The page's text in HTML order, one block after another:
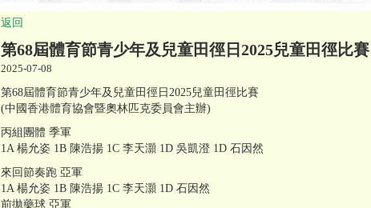
返回
第68屆體育節青少年及兒童田徑日2025兒童田徑比賽
2025-07-08
第68屆體育節青少年及兒童田徑日2025兒童田徑比賽
(中國香港體育協會暨奧林匹克委員會主辦)
丙組團體 季軍
1A 楊允姿 1B 陳浩揚 1C 李天灝 1D 吳凱澄 1D 石因然
來回節奏跑 亞軍
1A 楊允姿 1B 陳浩揚 1C 李天灝 1D 石因然
前拋藥球 亞軍